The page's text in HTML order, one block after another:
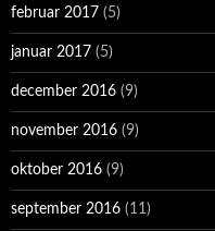
februar 2017 (5)
januar 2017 (5)
december 2016 (9)
november 2016 (9)
oktober 2016 (9)
september 2016 (11)